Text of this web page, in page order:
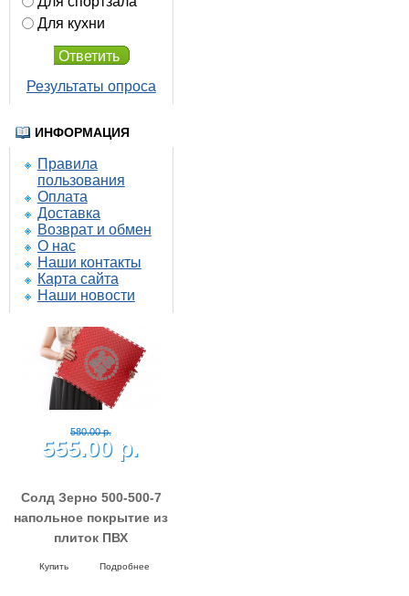
Для кухни
Ответить
Результаты опроса
ИНФОРМАЦИЯ
Правила
пользования
Оплата
Доставка
Возврат и обмен
О нас
Наши контакты
Карта сайта
Наши новости
580.00 р.
555.00 р.
Солд Зерно 500-500-7